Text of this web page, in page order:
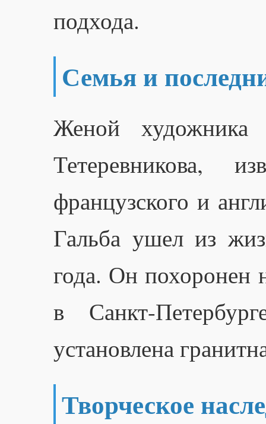
подхода.
Семья и
Женой
Тетеревникова,
французского и
Гальба ушел из
года. Он похоронен
в Санкт-
установлена
Творческое